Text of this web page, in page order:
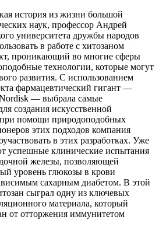
история из жизни большой
наук, профессор Андрей
университета дружбы народов
в работе с хитозаном
проникающий во многие сферы
технологии, которые могут
развития. С использованием
фармацевтический гигант —
— выбрала самые
создания искусственной
помощи природоподобных
этих подходов компания
в этих разработках. Уже
успешные клинические испытания
железы, позволяющей
уровень глюкозы в крови
сахарным диабетом. В этой
сыграл одну из ключевых
материала, который
от отторжения иммунитетом